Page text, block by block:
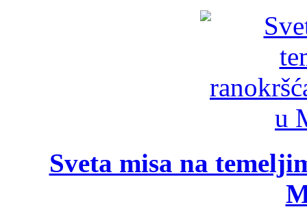
Sveta misa na